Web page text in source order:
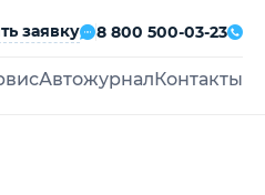
заявку 8 800 500-03-23
Автожурнал Контакты